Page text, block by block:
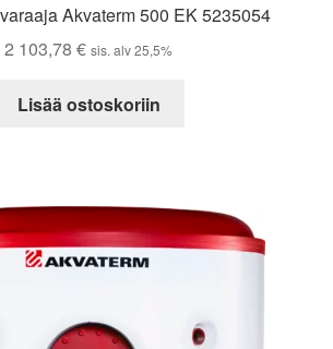
Akvaterm 500 EK 5235054
2 103,78 € sis. alv 25,5%
Lisää ostoskoriin